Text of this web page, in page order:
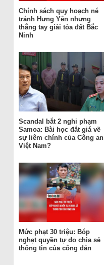
Chính sách quy hoạch né
tránh Hưng Yên nhưng
thẳng tay giải tỏa đất Bắc
Ninh
Scandal bắt 2 nghi phạm
Samoa: Bài học đắt giá về
sự liêm chính của Công an
Việt Nam?
Mức phạt 30 triệu: Bóp
nghẹt quyền tự do chia sẻ
thông tin của công dân